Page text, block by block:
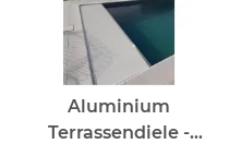
Aluminium
Terrassendiele -